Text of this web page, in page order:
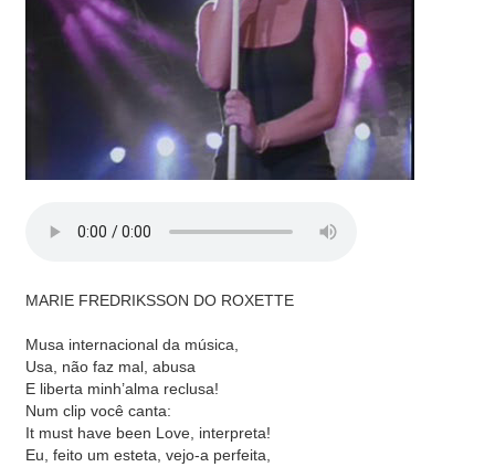
MARIE FREDRIKSSON DO ROXETTE
Musa internacional da música,
Usa, não faz mal, abusa
E liberta minh’alma reclusa!
Num clip você canta:
It must have been Love, interpreta!
Eu, feito um esteta, vejo-a perfeita,